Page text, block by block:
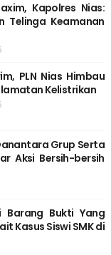
Kapolres Nias:
Telinga Keamanan
PLN Nias Himbau
Kelistrikan
Grup Serta
Aksi Bersih-bersih
Barang Bukti Yang
Kasus Siswi SMK di